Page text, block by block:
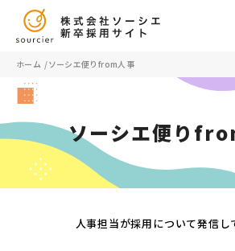
ホーム ソーシエ便りfrom人事
ソーシエ便り
人事担当が採用について発信し